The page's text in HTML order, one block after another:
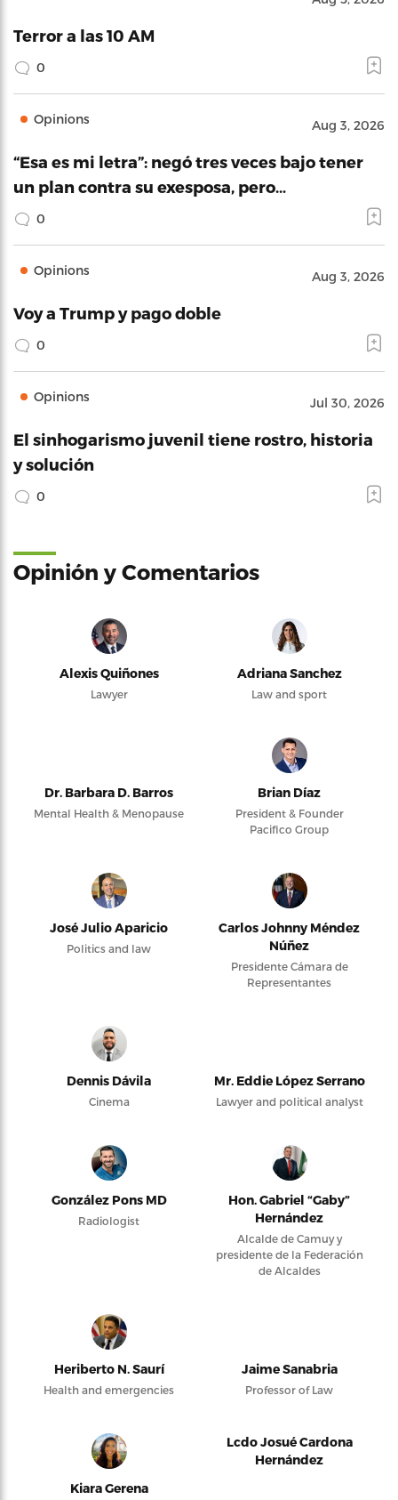
Terror a las 10 AM
0
Opinions Aug 3, 2026
“Esa es mi letra”: negó tres veces bajo tener
un plan contra su exesposa, pero…
0
Opinions Aug 3, 2026
Voy a Trump y pago doble
0
Opinions Jul 30, 2026
El sinhogarismo juvenil tiene rostro, historia
y solución
0
Opinión y Comentarios
Alexis Quiñones
Lawyer
Adriana Sanchez
Law and sport
Dr. Barbara D. Barros
Mental Health & Menopause
Brian Díaz
President & Founder
Pacifico Group
José Julio Aparicio
Politics and law
Carlos Johnny Méndez
Núñez
Presidente Cámara de
Representantes
Dennis Dávila
Cinema
Mr. Eddie López Serrano
Lawyer and political analyst
González Pons MD
Radiologist
Hon. Gabriel “Gaby”
Hernández
Alcalde de Camuy y
presidente de la Federación
de Alcaldes
Heriberto N. Saurí
Health and emergencies
Jaime Sanabria
Professor of Law
Kiara Gerena
Lcdo Josué Cardona
Hernández